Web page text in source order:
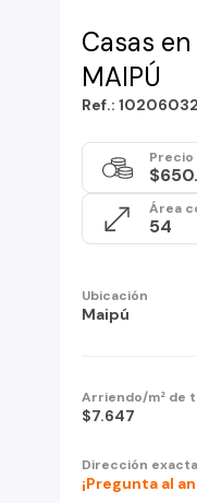
Casas en
MAIPÚ
Ref.:
Precio
Área
54
Ubicación
Maipú
Arriendo/m² de
$7.647
Dirección exacta
¡Pregunta al